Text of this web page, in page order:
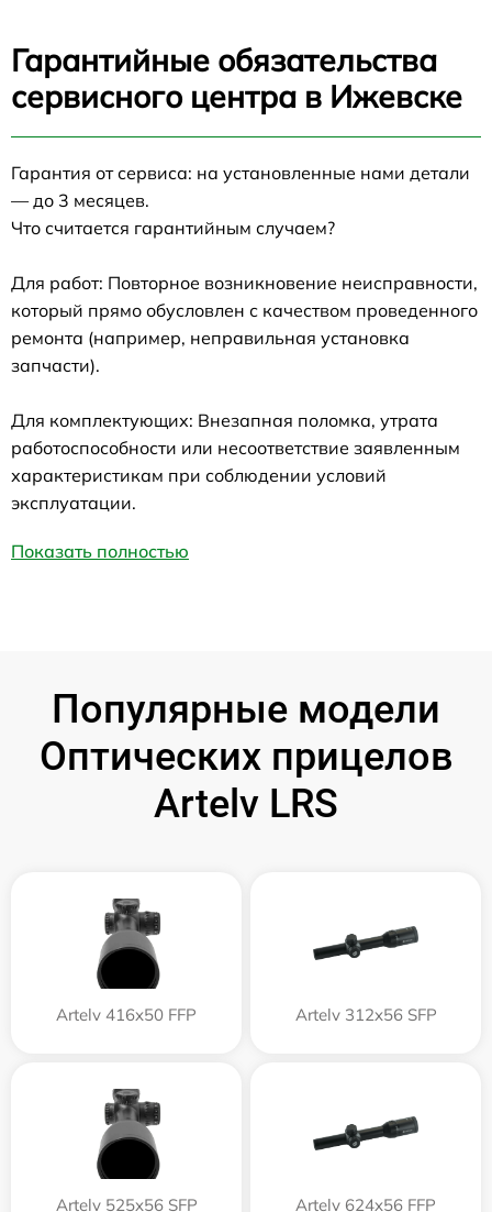
Гарантийные обязательства
сервисного центра в Ижевске
Гарантия от сервиса: на установленные нами детали
— до 3 месяцев.
Что считается гарантийным случаем?
Для работ: Повторное возникновение неисправности,
который прямо обусловлен с качеством проведенного
ремонта (например, неправильная установка
запчасти).
Для комплектующих: Внезапная поломка, утрата
работоспособности или несоответствие заявленным
характеристикам при соблюдении условий
эксплуатации.
Показать полностью
Популярные модели
Оптических прицелов
Artelv LRS
Artelv 416x50 FFP Artelv 312x56 SFP
Artelv 525x56 SFP Artelv 624x56 FFP